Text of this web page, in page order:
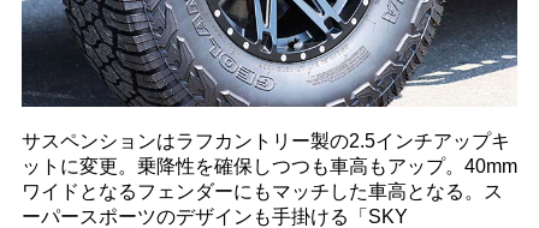
サスペンションはラフカントリー製の2.5インチアップキ
ットに変更。乗降性を確保しつつも車高もアップ。40mm
ワイドとなるフェンダーにもマッチした車高となる。ス
ーパースポーツのデザインも手掛ける「SKY